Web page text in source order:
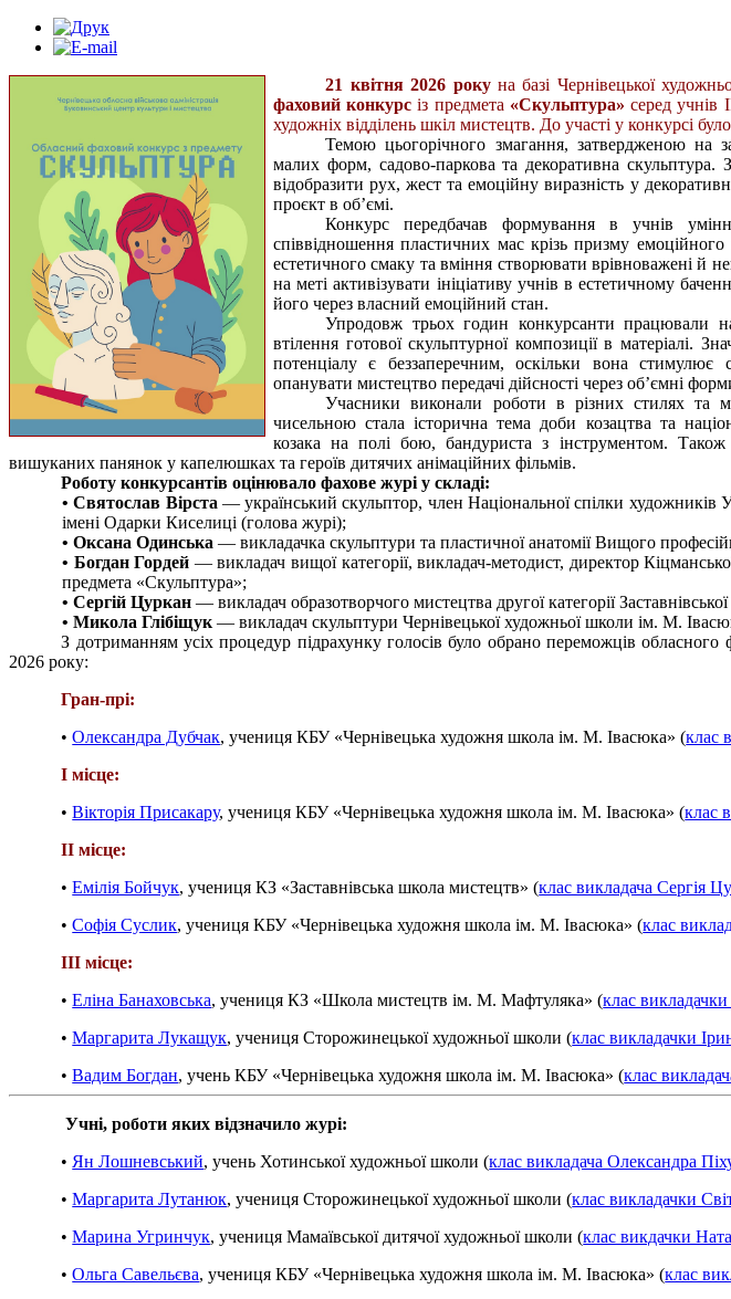
21 квітня 2026 рокуна базі Чернівецької
фаховий конкурс із предмета «Скульптура» серед учнів
художніх відділень шкіл мистецтв. До участі у конкурсі
Темою цьогорічного змагання, затвердженою на
малих форм, садово-паркова та декоративна
відобразити рух, жест та емоційну виразність у
проєкт в об’ємі.
Конкурс передбачав формування в учнів
співвідношення пластичних мас крізь призму
естетичного смаку та вміння створювати врівноважені й
на меті активізувати ініціативу учнів в естетичному
його через власний емоційний стан.
Упродовж трьох годин конкурсанти працювали
втілення готової скульптурної композиції в матеріалі.
потенціалу є беззаперечним, оскільки вона стимулює
опанувати мистецтво передачі дійсності через об’ємні
Учасники виконали роботи в різних стилях та
чисельною стала історична тема доби козацтва та
козака на полі бою, бандуриста з інструментом.
вишуканих панянок у капелюшках та героїв дитячих анімаційних фільмів.
Роботу конкурсантів оцінювало фахове журі у складі:
• Святослав Вірста — український скульптор, член Національної спілки художників
імені Одарки Киселиці (голова журі);
• Оксана Одинська — викладачка скульптури та пластичної анатомії Вищого
• Богдан Гордей — викладач вищої категорії, викладач-методист, директор
предмета «Скульптура»;
• Сергій Цуркан — викладач образотворчого мистецтва другої категорії
• Микола Глібіщук — викладач скульптури Чернівецької художньої школи ім. М.
З дотриманням усіх процедур підрахунку голосів було обрано переможців
2026 року:
Гран-прі:
•Олександра Дубчак, учениця КБУ «Чернівецька художня школа ім. М. Івасюка» (клас
І місце:
•Вікторія Присакару, учениця КБУ «Чернівецька художня школа ім. М. Івасюка» (клас
ІІ місце:
•Емілія Бойчук, учениця КЗ «Заставнівська школа мистецтв» (клас викладача Сергія
•Софія Суслик, учениця КБУ «Чернівецька художня школа ім. М. Івасюка» (клас
ІІІ місце:
•Еліна Банаховська, учениця КЗ «Школа мистецтв ім. М. Мафтуляка» (клас
•Маргарита Лукащук, учениця Сторожинецької художньої школи (клас викладачки
•Вадим Богдан, учень КБУ «Чернівецька художня школа ім. М. Івасюка» (клас
Учні, роботи яких відзначило журі:
• Ян Лошневський, учень Хотинської художньої школи (клас викладача Олександра
•Маргарита Лутанюк, учениця Сторожинецької художньої школи (клас викладачки
•Марина Угринчук, учениця Мамаївської дитячої художньої школи (клас викдачки
•Ольга Савельєва, учениця КБУ «Чернівецька художня школа ім. М. Івасюка» (клас